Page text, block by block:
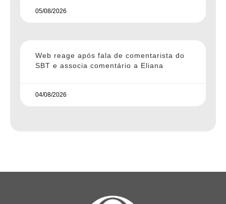
05/08/2026
Web reage após fala de comentarista do
SBT e associa comentário a Eliana
04/08/2026